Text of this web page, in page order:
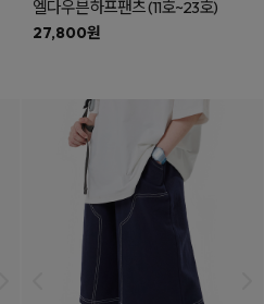
엘다우븐하프팬츠(11호~23호)
27,800원